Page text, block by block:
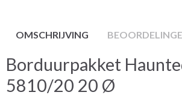
OMSCHRIJVING
Borduurpakket
5810/20 20 Ø